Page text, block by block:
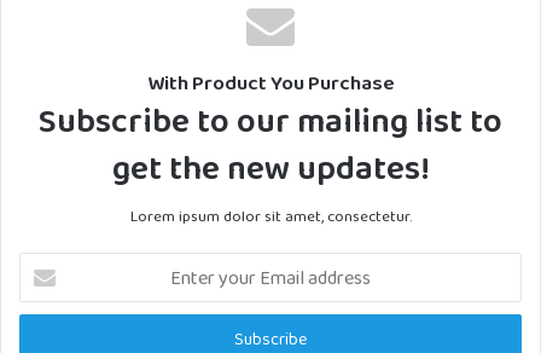
With Product You Purchase
Subscribe to our mailing list to
get the new updates!
Lorem ipsum dolor sit amet, consectetur.
Enter
your
Email